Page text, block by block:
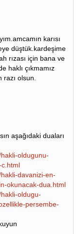
karısı
düştük.kardeşime
rızası için bana ve
haklı çıkmamız
olsun.
aşağıdaki duaları
oldugunu-
davanizi-en-
okunacak-dua.html
oldugu-
persembe-